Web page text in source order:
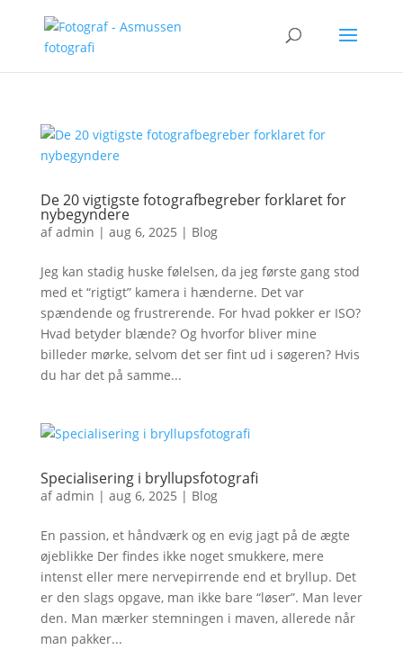
De 20 vigtigste fotografbegreber forklaret for
nybegyndere
afadmin | aug 6, 2025 | Blog
Jeg kan stadig huske følelsen, da jeg første gang stod
med et “rigtigt” kamera i hænderne. Det var
spændende og frustrerende. For hvad pokker er ISO?
Hvad betyder blænde? Og hvorfor bliver mine
billeder mørke, selvom det ser fint ud i søgeren? Hvis
du har det på samme...
Specialisering i bryllupsfotografi
afadmin | aug 6, 2025 | Blog
En passion, et håndværk og en evig jagt på de ægte
øjeblikke Der findes ikke noget smukkere, mere
intenst eller mere nervepirrende end et bryllup. Det
er den slags opgave, man ikke bare “løser”. Man lever
den. Man mærker stemningen i maven, allerede når
man pakker...